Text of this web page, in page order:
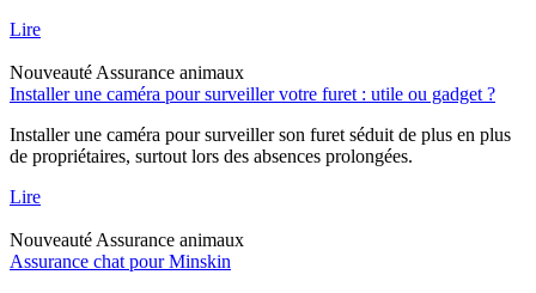
Lire
Nouveauté Assurance animaux
Installer une caméra pour surveiller votre furet : utile ou gadget ?
Installer une caméra pour surveiller son furet séduit de plus en plus
de propriétaires, surtout lors des absences prolongées.
Lire
Nouveauté Assurance animaux
Assurance chat pour Minskin